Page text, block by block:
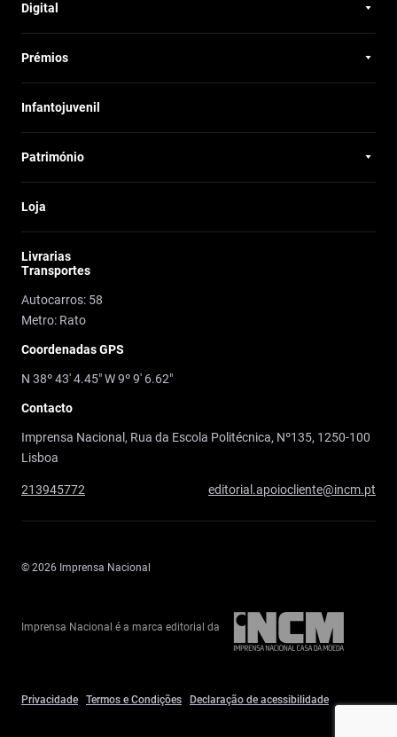
Digital
Prémios
Infantojuvenil
Património
Loja
Livrarias
Transportes
Autocarros: 58
Metro: Rato
Coordenadas GPS
N 38º 43' 4.45" W 9º 9' 6.62"
Contacto
Imprensa Nacional, Rua da Escola Politécnica, Nº135, 1250-100
Lisboa
213945772 editorial.apoiocliente@incm.pt
© 2026 Imprensa Nacional
Imprensa Nacional é a marca editorial da
Privacidade Termos e Condições Declaração de acessibilidade